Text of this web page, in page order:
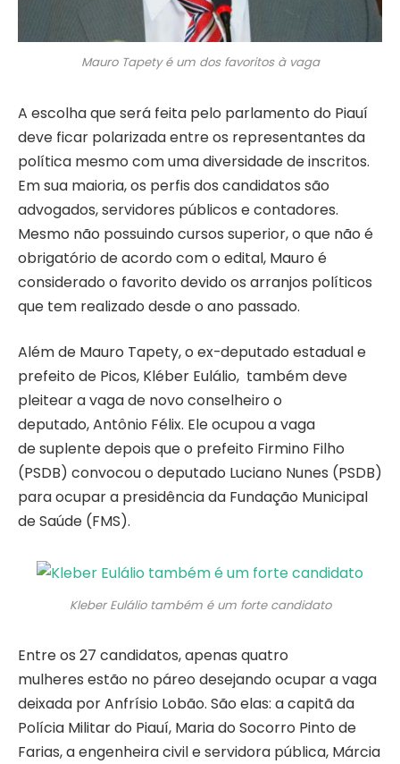
Mauro Tapety é um dos favoritos à vaga
A escolha que será feita pelo parlamento do Piauí
deve ficar polarizada entre os representantes da
política mesmo com uma diversidade de inscritos.
Em sua maioria, os perfis dos candidatos são
advogados, servidores públicos e contadores.
Mesmo não possuindo cursos superior, o que não é
obrigatório de acordo com o edital, Mauro é
considerado o favorito devido os arranjos políticos
que tem realizado desde o ano passado.
Além de Mauro Tapety, o ex-deputado estadual e
prefeito de Picos, Kléber Eulálio, também deve
pleitear a vaga de novo conselheiro o
deputado, Antônio Félix. Ele ocupou a vaga
de suplente depois que o prefeito Firmino Filho
(PSDB) convocou o deputado Luciano Nunes (PSDB)
para ocupar a presidência da Fundação Municipal
de Saúde (FMS).
Kleber Eulálio também é um forte candidato
Entre os 27 candidatos, apenas quatro
mulheres estão no páreo desejando ocupar a vaga
deixada por Anfrísio Lobão. São elas: a capitã da
Polícia Militar do Piauí, Maria do Socorro Pinto de
Farias, a engenheira civil e servidora pública, Márcia